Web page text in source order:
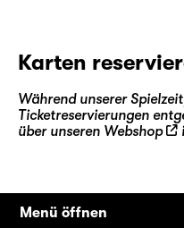
Karten
Während unserer
Ticketreservierungen
über unseren Webshop
Menü öffnen